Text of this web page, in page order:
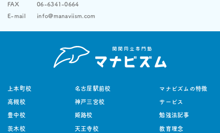
FAX
06-6341-0664
E-mail
info@manaviism.com
上本町校
高槻校
豊中校
茨木校
名古屋駅前校
神戸三宮校
姫路校
天王寺校
マナビズムの特徴
サービス
勉強法記事
教育理念